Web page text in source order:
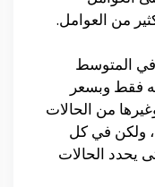
من العوامل.
في المتوسط
حوالي 16,000 جنيه فقط وبسعر
من الحالات
ولكن في كل
يحدد الحالات